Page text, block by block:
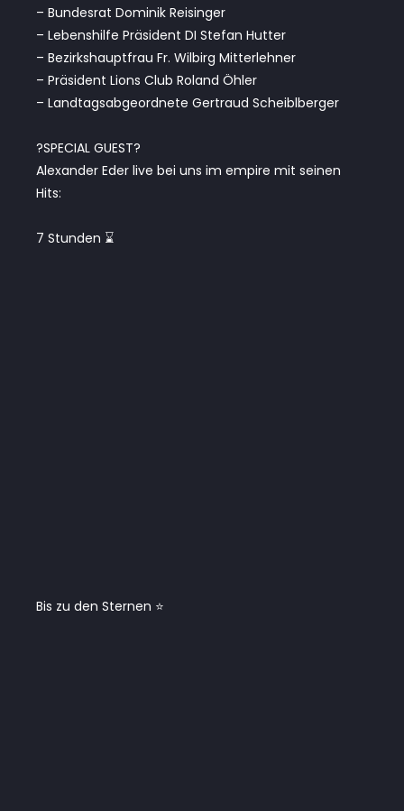
– Bundesrat Dominik Reisinger
– Lebenshilfe Präsident DI Stefan Hutter
– Bezirkshauptfrau Fr. Wilbirg Mitterlehner
– Präsident Lions Club Roland Öhler
– Landtagsabgeordnete Gertraud Scheiblberger
?SPECIAL GUEST?
Alexander Eder live bei uns im empire mit seinen
Hits:
7 Stunden ⌛️
Bis zu den Sternen ⭐️